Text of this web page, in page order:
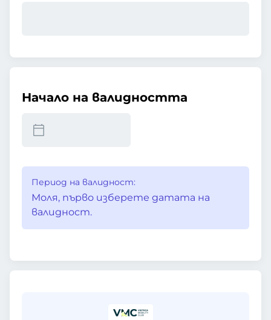
Начало на валидността
Период на валидност:
Моля, първо изберете датата на
валидност.